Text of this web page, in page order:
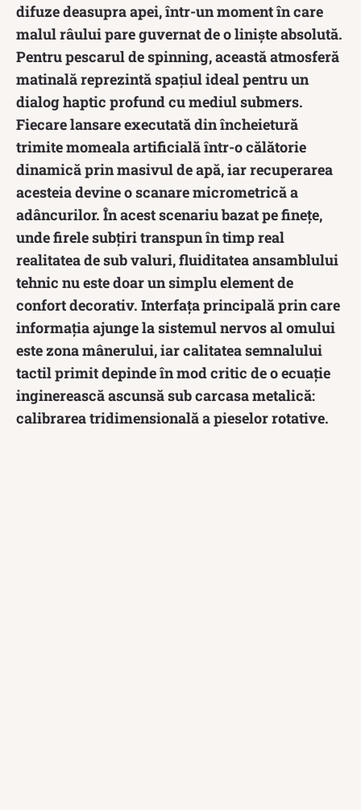
difuze deasupra apei, într-un moment în care
malul râului pare guvernat de o liniște absolută.
Pentru pescarul de spinning, această atmosferă
matinală reprezintă spațiul ideal pentru un
dialog haptic profund cu mediul submers.
Fiecare lansare executată din încheietură
trimite momeala artificială într-o călătorie
dinamică prin masivul de apă, iar recuperarea
acesteia devine o scanare micrometrică a
adâncurilor. În acest scenariu bazat pe finețe,
unde firele subțiri transpun în timp real
realitatea de sub valuri, fluiditatea ansamblului
tehnic nu este doar un simplu element de
confort decorativ. Interfața principală prin care
informația ajunge la sistemul nervos al omului
este zona mânerului, iar calitatea semnalului
tactil primit depinde în mod critic de o ecuație
inginerească ascunsă sub carcasa metalică:
calibrarea tridimensională a pieselor rotative.